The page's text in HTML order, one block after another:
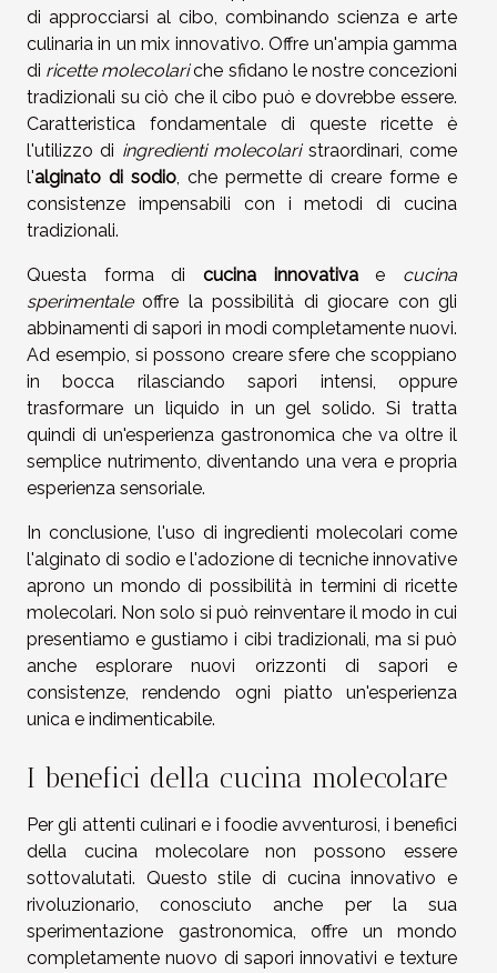
di approcciarsi al cibo, combinando scienza e arte
culinaria in un mix innovativo. Offre un'ampia gamma
di ricette molecolariche sfidano le nostre concezioni
tradizionali su ciò che il cibo può e dovrebbe essere.
Caratteristica fondamentale di queste ricette è
l'utilizzo di ingredienti molecolaristraordinari, come
l'alginato di sodio, che permette di creare forme e
consistenze impensabili con i metodi di cucina
tradizionali.
Questa forma di cucina innovativae cucina
sperimentaleoffre la possibilità di giocare con gli
abbinamenti di sapori in modi completamente nuovi.
Ad esempio, si possono creare sfere che scoppiano
in bocca rilasciando sapori intensi, oppure
trasformare un liquido in un gel solido. Si tratta
quindi di un'esperienza gastronomica che va oltre il
semplice nutrimento, diventando una vera e propria
esperienza sensoriale.
In conclusione, l'uso di ingredienti molecolari come
l'alginato di sodio e l'adozione di tecniche innovative
aprono un mondo di possibilità in termini di ricette
molecolari. Non solo si può reinventare il modo in cui
presentiamo e gustiamo i cibi tradizionali, ma si può
anche esplorare nuovi orizzonti di sapori e
consistenze, rendendo ogni piatto un'esperienza
unica e indimenticabile.
I benefici della cucina molecolare
Per gli attenti culinari e i foodie avventurosi, i benefici
della cucina molecolare non possono essere
sottovalutati. Questo stile di cucina innovativo e
rivoluzionario, conosciuto anche per la sua
sperimentazione gastronomica, offre un mondo
completamente nuovo di sapori innovativi e texture